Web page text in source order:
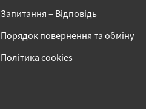
Запитання – Відповідь
Порядок повернення та обміну
Політика cookies